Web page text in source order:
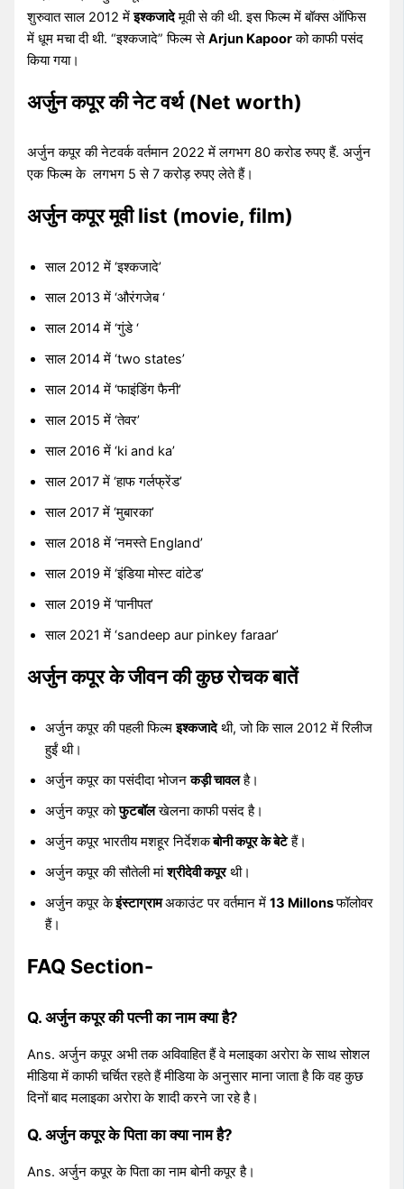
शुरुवात साल 2012 मेंइश्कजादेमूवी से की थी. इस फिल्म में बॉक्स ऑफिस
में धूम मचा दी थी. “इश्कजादे” फिल्म सेArjun Kapoorको काफी पसंद
किया गया।
अर्जुन कपूर की नेट वर्थ (Net worth)
अर्जुन कपूर की नेटवर्क वर्तमान 2022 में लगभग 80 करोड रुपए हैं. अर्जुन
एक फिल्म के लगभग 5 से 7 करोड़ रुपए लेते हैं।
अर्जुन कपूर मूवी list (movie, film)
साल 2012 में ‘इश्कजादे’
साल 2013 में ‘औरंगजेब ‘
साल 2014 में ‘गुंडे ‘
साल 2014 में ‘two states’
साल 2014 में ‘फाइंडिंग फैनी’
साल 2015 में ‘तेवर’
साल 2016 में ‘ki and ka’
साल 2017 में ‘हाफ गर्लफ्रेंड’
साल 2017 में ‘मुबारका’
साल 2018 में ‘नमस्ते England’
साल 2019 में ‘इंडिया मोस्ट वांटेड’
साल 2019 में ‘पानीपत’
साल 2021 में ‘sandeep aur pinkey faraar’
अर्जुन कपूर के जीवन की कुछ रोचक बातें
अर्जुन कपूर की पहली फिल्मइश्कजादेथी, जो कि साल 2012 में रिलीज
हुईं थी।
अर्जुन कपूर का पसंदीदा भोजनकड़ी चावलहै।
अर्जुन कपूर कोफुटबॉलखेलना काफी पसंद है।
अर्जुन कपूर भारतीय मशहूर निर्देशकबोनी कपूर के बेटेहैं।
अर्जुन कपूर की सौतेली मांश्रीदेवी कपूरथी।
अर्जुन कपूर केइंस्टाग्रामअकाउंट पर वर्तमान में13 Millonsफॉलोवर
हैं।
FAQ Section-
Q. अर्जुन कपूर की पत्नी का नाम क्या है?
Ans. अर्जुन कपूर अभी तक अविवाहित हैं वे मलाइका अरोरा के साथ सोशल
मीडिया में काफी चर्चित रहते हैं मीडिया के अनुसार माना जाता है कि वह कुछ
दिनों बाद मलाइका अरोरा के शादी करने जा रहे है।
Q. अर्जुन कपूर के पिता का क्या नाम है?
Ans. अर्जुन कपूर के पिता का नाम बोनी कपूर है।